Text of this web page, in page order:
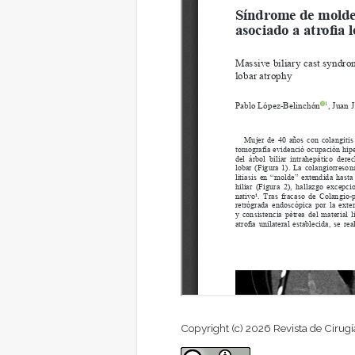
Copyright (c) 2026 Revista de